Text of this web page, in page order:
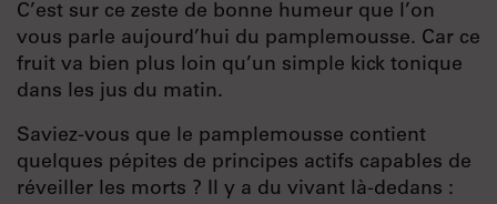
C’est sur ce zeste de bonne humeur que l’on
vous parle aujourd’hui du pamplemousse. Car ce
fruit va bien plus loin qu’un simple kick tonique
dans les jus du matin.
Saviez-vous que le pamplemousse contient
quelques pépites de principes actifs capables de
réveiller les morts ? Il y a du vivant là-dedans :